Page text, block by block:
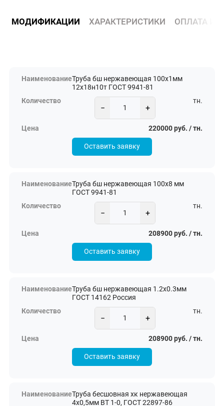
МОДИФИКАЦИИ ХАРАКТЕРИСТИКИ ОПЛАТА И
Труба бш нержавеющая 100х1мм
12х18н10т ГОСТ 9941-81
− +
тн.
220000 руб. / тн.
Оставить заявку
Труба бш нержавеющая 100х8 мм
ГОСТ 9941-81
− +
тн.
208900 руб. / тн.
Оставить заявку
Труба бш нержавеющая 1.2х0.3мм
ГОСТ 14162 Россия
− +
тн.
208900 руб. / тн.
Оставить заявку
Труба бесшовная хк нержавеющая
4x0,5мм ВТ 1-0, ГОСТ 22897-86